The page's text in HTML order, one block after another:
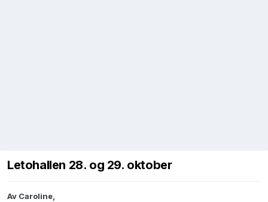
Letohallen 28. og 29. oktober
Av Caroline,